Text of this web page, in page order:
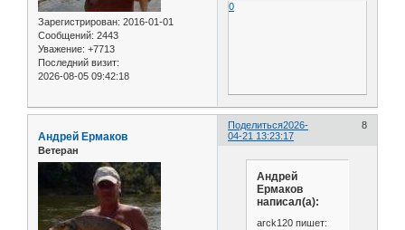
Зарегистрирован: 2016-01-01
Сообщений: 2443
Уважение: +7713
Последний визит:
2026-08-05 09:42:18
0
Поделиться 8
2026-
04-21 13:23:17
Андрей Ермаков
Ветеран
Андрей
Ермаков
написал(а):
arck120 пишет: